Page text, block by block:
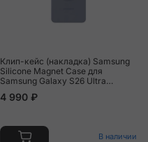
Клип-кейс (накладка) Samsung
Silicone Magnet Case для
Samsung Galaxy S26 Ultra
4 990 ₽
В наличии